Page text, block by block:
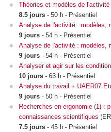
Théories et modèles de l'activité
8.5 jours - 50 h - Présentiel
Analyse de l'activité : modèles,
9 jours - 54 h - Présentiel
Analyse de l'activité : modèles,
9 jours - 54 h - Présentiel
Analyser et agir sur les
10 jours - 63 h - Présentiel
Analyse du travail + UAER07
9 jours - 50 h - Présentiel
Recherches en ergonomie (1) :
connaissances scientifiques
7.5 jours - 45 h - Présentiel